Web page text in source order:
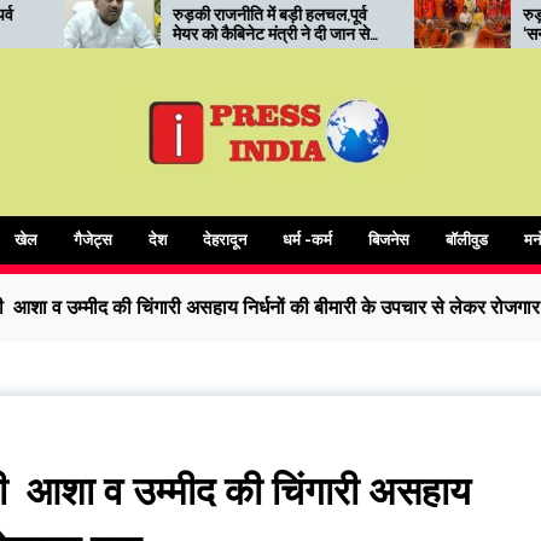
में बड़ी हलचल,पूर्व
मंत्री ने दी जान से
रुड़की में कोर यूनिवर्सिटी का
‘सनातन मंथन’: संत सम्मेलन में
आध्यात्मिक शिक्षा और संस्कारों पर
खेल गैजेट्स देश देहरादून धर्म -कर्म बिजनेस बॉलीवुड
व उम्मीद की चिंगारी असहाय निर्धनों की बीमारी के उपचार से लेकर
व उम्मीद की चिंगारी असहाय